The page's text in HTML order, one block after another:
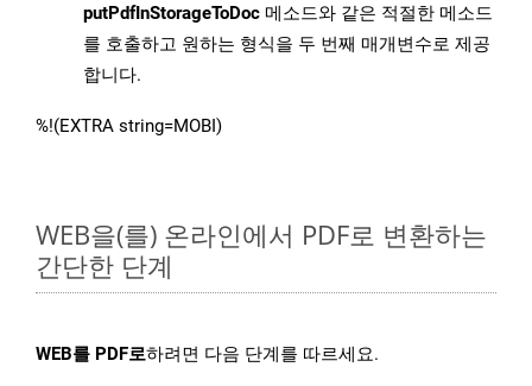
putPdfInStorageToDoc 메소드와 같은 적절한 메소드
를 호출하고 원하는 형식을 두 번째 매개변수로 제공
합니다.
%!(EXTRA string=MOBI)
WEB을(를) 온라인에서 PDF로 변환하는
간단한 단계
WEB를 PDF로하려면 다음 단계를 따르세요.